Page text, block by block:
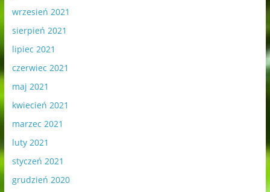
wrzesień 2021
sierpień 2021
lipiec 2021
czerwiec 2021
maj 2021
kwiecień 2021
marzec 2021
luty 2021
styczeń 2021
grudzień 2020